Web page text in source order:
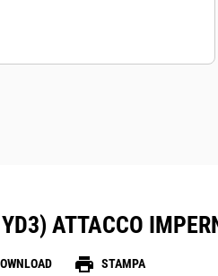
ATTACCO
print STAMPA